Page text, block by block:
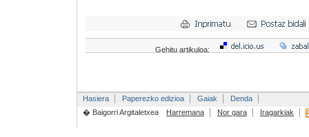
Gehitu artikuloa:
Hasiera Paperezko edizioa Gaiak
Denda
� Baigorri Argitaletxea
Harremana Nor gara Iragarkiak